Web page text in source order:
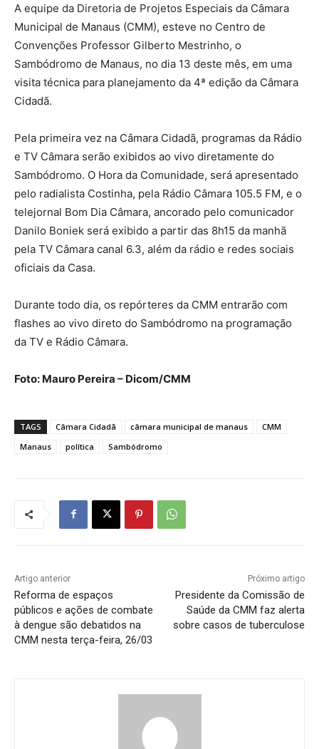
A equipe da Diretoria de Projetos Especiais da Câmara
Municipal de Manaus (CMM), esteve no Centro de
Convenções Professor Gilberto Mestrinho, o
Sambódromo de Manaus, no dia 13 deste mês, em uma
visita técnica para planejamento da 4ª edição da Câmara
Cidadã.
Pela primeira vez na Câmara Cidadã, programas da Rádio
e TV Câmara serão exibidos ao vivo diretamente do
Sambódromo. O Hora da Comunidade, será apresentado
pelo radialista Costinha, pela Rádio Câmara 105.5 FM, e o
telejornal Bom Dia Câmara, ancorado pelo comunicador
Danilo Boniek será exibido a partir das 8h15 da manhã
pela TV Câmara canal 6.3, além da rádio e redes sociais
oficiais da Casa.
Durante todo dia, os repórteres da CMM entrarão com
flashes ao vivo direto do Sambódromo na programação
da TV e Rádio Câmara.
Foto: Mauro Pereira – Dicom/CMM
TAGS Câmara Cidadã câmara municipal de manaus
CMM
Manaus
política Sambódromo
Artigo anterior
Reforma de espaços
públicos e ações de combate
à dengue são debatidos na
CMM nesta terça-feira, 26/03
Próximo artigo
Presidente da Comissão de
Saúde da CMM faz alerta
sobre casos de tuberculose